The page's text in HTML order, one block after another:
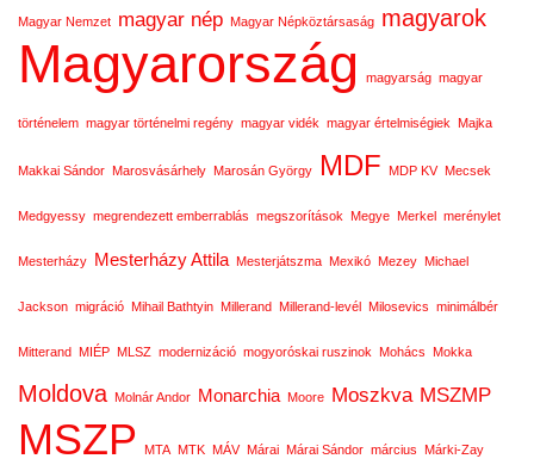
Magyar Nemzet magyar nép Magyar Népköztársaság magyarok
Magyarország magyarság magyar
történelem magyar történelmi regény magyar vidék magyar értelmiségiek Majka
Makkai Sándor Marosvásárhely Marosán György MDF MDP KV Mecsek
Medgyessy megrendezett emberrablás megszorítások Megye Merkel merénylet
Mesterházy Mesterházy Attila Mesterjátszma Mexikó Mezey Michael
Jackson migráció Mihail Bathtyin Millerand Millerand-levél Milosevics minimálbér
Mitterand MIÉP MLSZ modernizáció mogyoróskai ruszinok Mohács Mokka
Moldova Molnár Andor Monarchia Moore Moszkva MSZMP
MSZP MTA MTK MÁV Márai Márai Sándor március Márki-Zay